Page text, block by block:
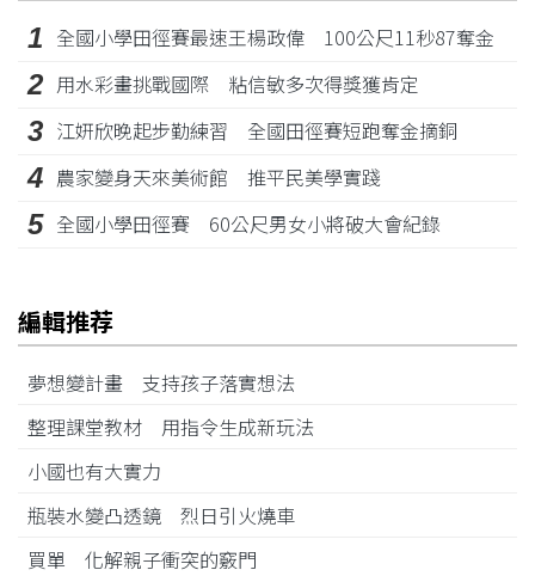
1 全國小學田徑賽最速王楊政偉 100公尺11秒87奪金
2 用水彩畫挑戰國際 粘信敏多次得獎獲肯定
3 江姸欣晚起步勤練習 全國田徑賽短跑奪金摘銅
4 農家變身天來美術館 推平民美學實踐
5 全國小學田徑賽 60公尺男女小將破大會紀錄
編輯推荐
夢想變計畫 支持孩子落實想法
整理課堂教材 用指令生成新玩法
小國也有大實力
瓶裝水變凸透鏡 烈日引火燒車
買單 化解親子衝突的竅門